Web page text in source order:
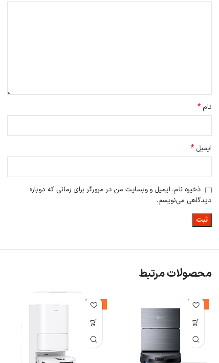
نام*
ایمیل *
ذخیره نام، ایمیل و وبسایت من در مرورگر برای زمانی که دوباره
دیدگاهی می‌نویسم.
محصولات مرتبط
-26%
-11%